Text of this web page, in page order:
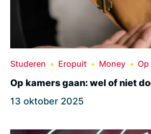
Studeren Eropuit Money
Op kamers gaan: wel of niet
13 oktober 2025